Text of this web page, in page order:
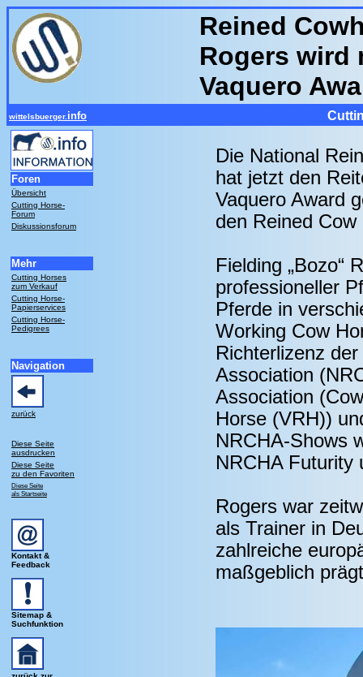
Reined
Rogers wird
Vaquero
wittelsbuerger. info
Foren
Übersicht
Cutting Horse-
Forum
Diskussionsforum
Mehr
Cutting Horses
zum Verkauf
Cutting Horse-
Papierservices
Cutting Horse-
Pedigrees
Navigation
zurück
Diese Seite
ausdrucken
Diese Seite
zu den Favoriten
Diese Seite
als Startseite
Kontakt &
Feedback
Sitemap &
Suchfunktion
Die National
hat jetzt den
Vaquero Award
den Reined
Fielding „Bozo“
professioneller
Pferde in
Working Cow
Richterlizenz
Association
Association
Horse (VRH))
NRCHA-Shows
NRCHA Futurity
Rogers war
als Trainer in
zahlreiche
maßgeblich